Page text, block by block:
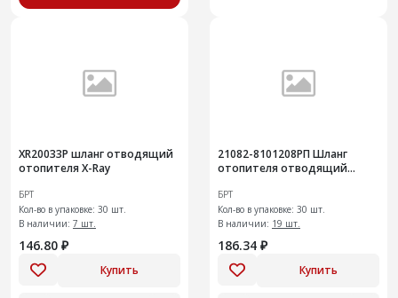
ХR20033Р шланг отводящий
отопителя X-Ray
БРТ
Кол-во в упаковке: 30 шт.
В наличии: 7 шт.
146.80 ₽
Купить
21082-8101208РП Шланг
отопителя отводящий
БРТ
Кол-во в упаковке: 30 шт.
В наличии: 19 шт.
186.34 ₽
Купить